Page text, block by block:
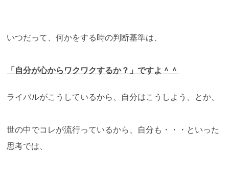
いつだって、何かをする時の判断基準は、
「自分が心からワクワクするか？」ですよ＾＾
ライバルがこうしているから、自分はこうしよう、とか、
世の中でコレが流行っているから、自分も・・・といった
思考では、